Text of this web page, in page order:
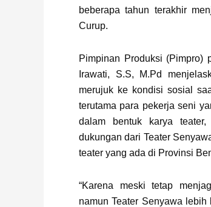
beberapa tahun terakhir
Curup.
Pimpinan Produksi (Pimpro)
Irawati, S.S, M.Pd
merujuk ke kondisi sosial
terutama para pekerja seni
dalam bentuk karya
dukungan dari Teater
teater yang ada di Provinsi
“Karena meski tetap
namun Teater Senyawa